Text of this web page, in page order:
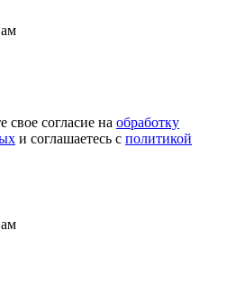
согласие на обработку
и соглашаетесь с политикой